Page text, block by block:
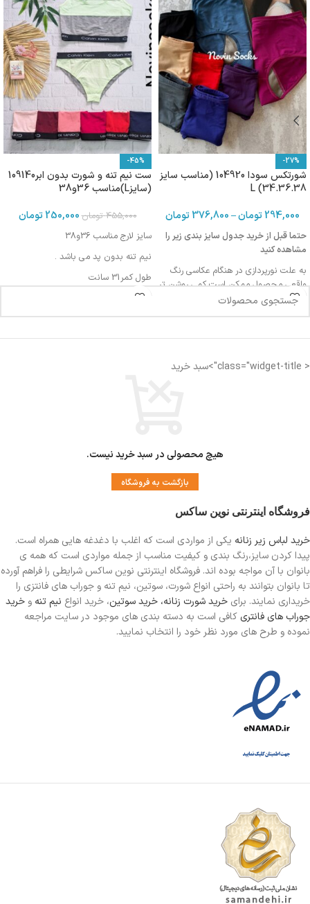
-27%
شورتکس سودا 104920 (مناسب سایز
34.36.38) L
294,000تومان–
376,800تومان
حتما قبل از خرید جدول سایز بندی زیر را
مشاهده کنید
به علت نورپردازی در هنگام عکاسی رنگ
واقعی محصول ممکن است کمی روشن تر
یا تیره تر باشد
اندازه کمر: 29 الی 30 سانتی متر
اندازه فاق : 22 الی 23 سانتی متر
-45%
ست نیم تنه و شورت بدون ابر109140
(سایزL)مناسب 36و38
455,000 تومان250,000 تومان
سایز لارج مناسب 36و38
نیم تنه بدون پد می باشد .
طول کمر31 سانت
دورتادورکمر درحالت کشیده 70 سانت
طول شورت 33 سانت
دورتادورشورت 70 سانت
< class="widget-title">سبد خرید
هیچ محصولی در سبد خرید نیست.
بازگشت به فروشگاه
فروشگاه اینترنتی نوین ساکس
خرید لباس زیر زنانه یکی از مواردی است که اغلب با دغدغه هایی همراه است.
پیدا کردن سایز،رنگ بندی و کیفیت مناسب از جمله مواردی است که همه ی
بانوان با آن مواجه بوده اند. فروشگاه اینترنتی نوین ساکس شرایطی را فراهم آورده
تا بانوان بتوانند به راحتی انواع شورت، سوتین، نیم تنه و جوراب های فانتزی را
خریداری نمایند. برای خرید شورت زنانه، خرید سوتین، خرید انواع نیم تنه و خرید
جوراب های فانتری کافی است به دسته بندی های موجود در سایت مراجعه
نموده و طرح های مورد نظر خود را انتخاب نمایید.